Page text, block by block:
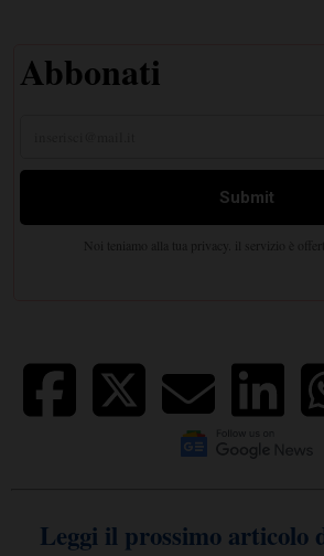
Leggi il prossimo articolo